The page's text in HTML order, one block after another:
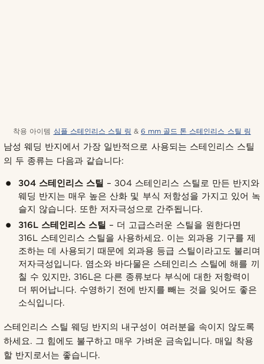
착용 아이템 심플 스테인리스 스틸 링 &6 mm 골드 톤 스테인리스 스틸 링
남성 웨딩 반지에서 가장 일반적으로 사용되는 스테인리스 스틸
의 두 종류는 다음과 같습니다:
304 스테인리스 스틸 – 304 스테인리스 스틸로 만든 반지와
웨딩 반지는 매우 높은 산화 및 부식 저항성을 가지고 있어 녹
슬지 않습니다. 또한 저자극성으로 간주됩니다.
316L 스테인리스 스틸 – 더 고급스러운 스틸을 원한다면
316L 스테인리스 스틸을 사용하세요. 이는 외과용 기구를 제
조하는 데 사용되기 때문에 외과용 등급 스틸이라고도 불리며
저자극성입니다. 염소와 바다물은 스테인리스 스틸에 해를 끼
칠 수 있지만, 316L은 다른 종류보다 부식에 대한 저항력이
더 뛰어납니다. 수영하기 전에 반지를 빼는 것을 잊어도 좋은
소식입니다.
스테인리스 스틸 웨딩 반지의 내구성이 여러분을 속이지 않도록
하세요. 그 힘에도 불구하고 매우 가벼운 금속입니다. 매일 착용
할 반지로서는 좋습니다.